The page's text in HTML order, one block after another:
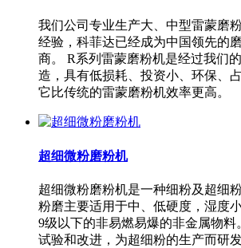
我们公司专业生产大、中型雷蒙磨
经验，科菲达已经成为中国领先的
商。 R系列雷蒙磨粉机是经过我们
造，具有低损耗、投资小、环保、
它比传统的雷蒙磨粉机效率更高。
超细微粉磨粉机
超细微粉磨粉机是一种细粉及超细
粉磨主要适用于中、低硬度，湿度
9级以下的非易燃易爆的非金属物料
试验和改进，为超细粉的生产而研